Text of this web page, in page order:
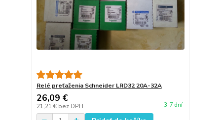
Relé preťaženia Schneider LRD32 20A-32A
26,09 €
21,21 € bez DPH 3-7 dní